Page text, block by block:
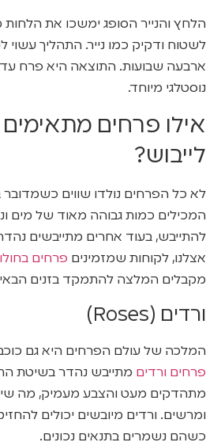
הלחץ והנייר הסופג ימשכו את הלחות
לשטוח ודקיק כמו נייר. התהליך
ארבעה שבועות. התוצאה היא פרח עדין
נוסטלגי מיוחד.
אילו פרחים מתאימים
לייבוש?
לא כל הפרחים נולדו שווים כשמדובר
המכילים כמות גבוהה מאוד של מים
להתייבש, בעוד אחרים מתייבשים נהדר
אצלנו, לקוחות שמזמינים פרחים
מקבלים המלצה להתמקד בזנים
ורדים (Roses)
המלכה של עולם הפרחים היא גם
פרחים ורדים מתייבש נהדר בשיטת
מתהדקים מעט והצבע מעמיק, מה
ומרשים. ורדים מיובשים יכולים
כשהם נשמרים בתנאים נכונים.